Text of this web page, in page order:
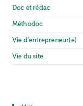
Doc et rédac
Méthodoc
Vie d’entrepreneur(e)
Vie du site